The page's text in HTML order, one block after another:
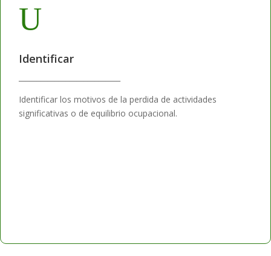
U
Identificar
Identificar los motivos de la perdida de actividades
significativas o de equilibrio ocupacional.